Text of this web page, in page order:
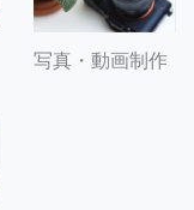
写真・動画制作